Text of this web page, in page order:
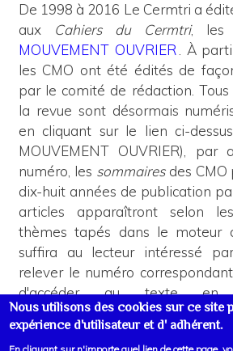
Nous utilisons des cookies sur ce site
expérience d'utilisateur et d' adhérent.
De 1998 à 2016 Le Cermtri a
aux Cahiers du Cermtri, les
MOUVEMENT OUVRIER . À
les CMO ont été édités de
par le comité de rédaction.
la revue sont désormais
en cliquant sur le lien ci-
MOUVEMENT OUVRIER),
numéro, les sommairesdes CMO
dix-huit années de publication
articles apparaîtront selon
thèmes tapés dans le moteur
suffira au lecteur intéressé
relever le numéro
d'accéder au texte en
sur https://